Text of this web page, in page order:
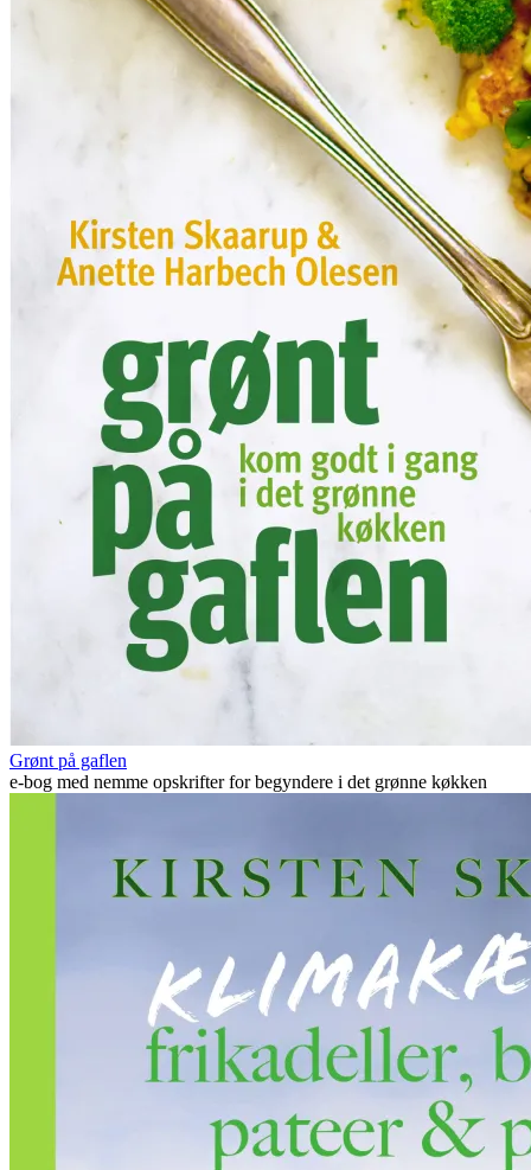
Grønt på gaflen
e-bog med nemme opskrifter for begyndere i det grønne køkken